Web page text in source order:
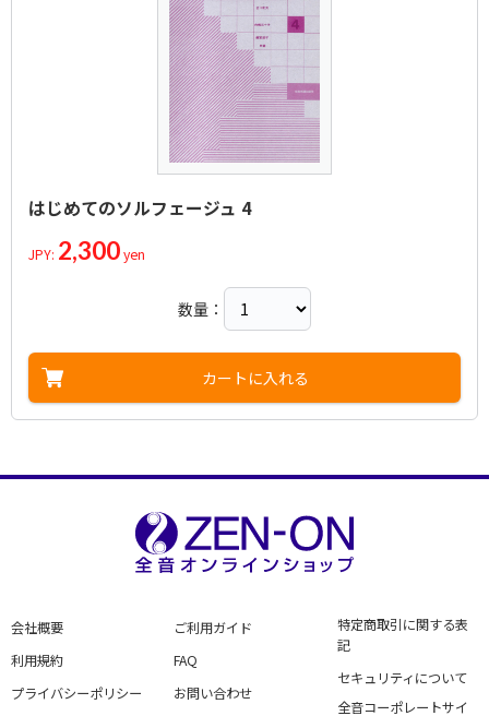
はじめてのソルフェージュ 4
JPY: 2,300yen
数量：
カートに入れる
会社概要
利用規約
プライバシーポリシー
ご利用ガイド
FAQ
お問い合わせ
特定商取引に関する表
記
セキュリティについて
全音コーポレートサイ